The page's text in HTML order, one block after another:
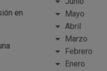
en
Mayo
Abril
Marzo
Febrero
Enero